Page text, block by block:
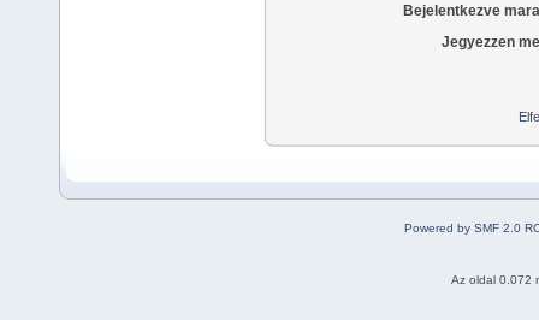
Bejelentkezve
Jegyezzen
Powered by SMF 2.0
Az oldal 0.072